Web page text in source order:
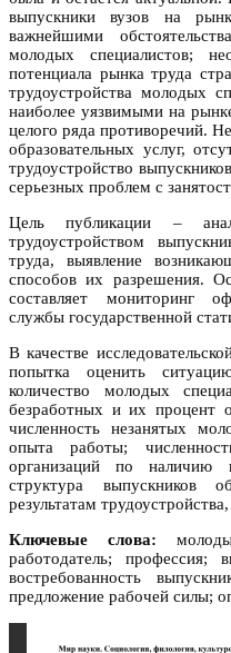
выпускники вузов на
важнейшими
молодых специалистов;
потенциала рынка труда
трудоустройства молодых
наиболее уязвимыми на
целого ряда противоречий.
образовательных услуг,
трудоустройство
серьезных проблем с
Цель публикации –
трудоустройством
труда, выявление
способов их разрешения.
составляет мониторинг
службы государственной
В качестве
попытка оценить
количество молодых
безработных и их процент
численность незанятых
опыта работы;
организаций по наличию
структура выпускников
результатам
Ключевые слова:
работодатель; профессия;
востребованность
предложение рабочей силы;